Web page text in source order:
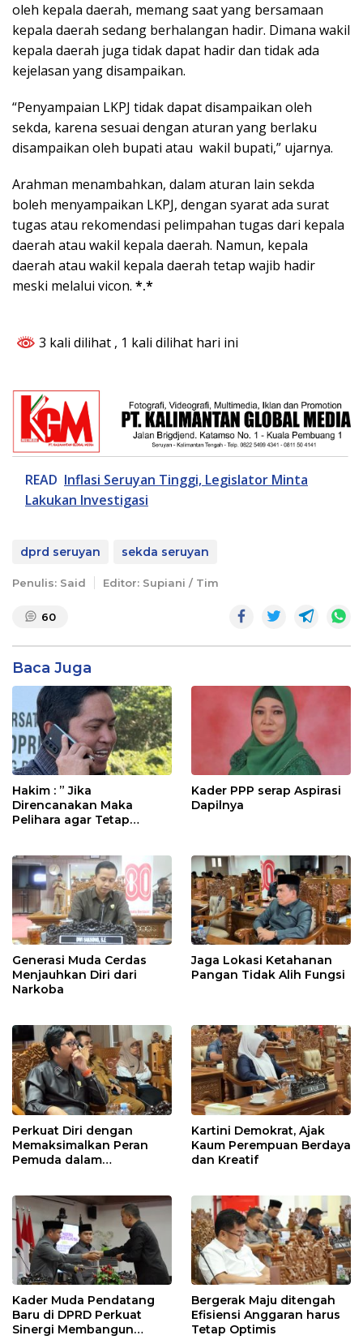
oleh kepala daerah, memang saat yang bersamaan
kepala daerah sedang berhalangan hadir. Dimana wakil
kepala daerah juga tidak dapat hadir dan tidak ada
kejelasan yang disampaikan.
“Penyampaian LKPJ tidak dapat disampaikan oleh
sekda, karena sesuai dengan aturan yang berlaku
disampaikan oleh bupati atau wakil bupati,” ujarnya.
Arahman menambahkan, dalam aturan lain sekda
boleh menyampaikan LKPJ, dengan syarat ada surat
tugas atau rekomendasi pelimpahan tugas dari kepala
daerah atau wakil kepala daerah. Namun, kepala
daerah atau wakil kepala daerah tetap wajib hadir
meski melalui vicon. *.*
3 kali dilihat , 1 kali dilihat hari ini
READ Inflasi Seruyan Tinggi, Legislator Minta
Lakukan Investigasi
dprd seruyan sekda seruyan
Penulis: Said Editor: Supiani / Tim
60
Baca Juga
Hakim : ” Jika
Direncanakan Maka
Pelihara agar Tetap
Kader PPP serap Aspirasi
Dapilnya
Generasi Muda Cerdas
Menjauhkan Diri dari
Narkoba
Jaga Lokasi Ketahanan
Pangan Tidak Alih Fungsi
Perkuat Diri dengan
Memaksimalkan Peran
Pemuda dalam
Kartini Demokrat, Ajak
Kaum Perempuan Berdaya
dan Kreatif
Kader Muda Pendatang
Baru di DPRD Perkuat
Sinergi Membangun
Bergerak Maju ditengah
Efisiensi Anggaran harus
Tetap Optimis